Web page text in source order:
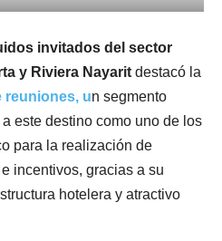
invitados del sector
y Riviera Nayarit destacó la
reuniones, un segmento
este destino como uno de los
para la realización de
incentivos, gracias a su
hotelera y atractivo